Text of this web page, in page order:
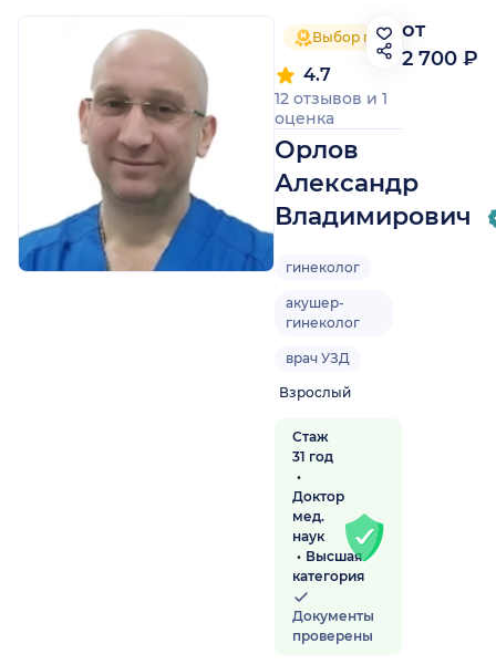
Выбор пациентов 2025
Орлов
Александр
Владимирович
4.7
12 отзывов и 1
оценка
гинеколог
акушер-
гинеколог
врач УЗД
Взрослый
Стаж
31 год
Доктор
мед.
наук
Высшая
категория
Документы
проверены
от
2 700 ₽